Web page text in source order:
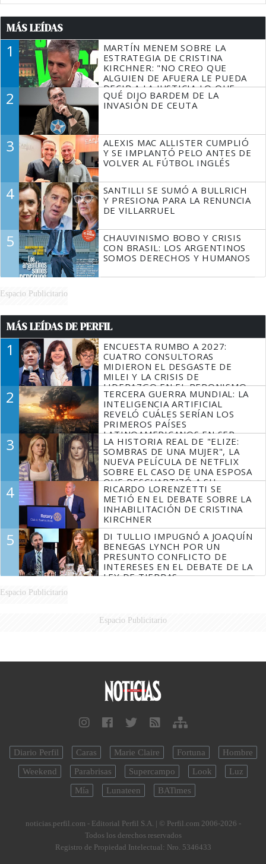
MÁS LEÍDAS
1
MARTÍN MENEM SOBRE LA
ESTRATEGIA DE CRISTINA
KIRCHNER: "NO CREO QUE
ALGUIEN DE AFUERA LE PUEDA
DECIR A LA JUSTICIA LO QUE
TIENE QUE HACER"
2
QUÉ DIJO BARDEM DE LA
INVASIÓN DE CEUTA
3
ALEXIS MAC ALLISTER CUMPLIÓ
Y SE IMPLANTÓ PELO ANTES DE
VOLVER AL FÚTBOL INGLÉS
4
SANTILLI SE SUMÓ A BULLRICH
Y PRESIONA PARA LA RENUNCIA
DE VILLARRUEL
5
CHAUVINISMO BOBO Y CRISIS
CON BRASIL: LOS ARGENTINOS
SOMOS DERECHOS Y HUMANOS
Espacio Publicitario
MÁS LEÍDAS DE PERFIL
1
ENCUESTA RUMBO A 2027:
CUATRO CONSULTORAS
MIDIERON EL DESGASTE DE
MILEI Y LA CRISIS DE
LIDERAZGO EN EL PERONISMO
2
TERCERA GUERRA MUNDIAL: LA
INTELIGENCIA ARTIFICIAL
REVELÓ CUÁLES SERÍAN LOS
PRIMEROS PAÍSES
LATINOAMERICANOS EN SER
DERROTADOS
3
LA HISTORIA REAL DE "ELIZE:
SOMBRAS DE UNA MUJER", LA
NUEVA PELÍCULA DE NETFLIX
SOBRE EL CASO DE UNA ESPOSA
QUE DESCUARTIZÓ A SU
MARIDO
4
RICARDO LORENZETTI SE
METIÓ EN EL DEBATE SOBRE LA
INHABILITACIÓN DE CRISTINA
KIRCHNER
5
DI TULLIO IMPUGNÓ A JOAQUÍN
BENEGAS LYNCH POR UN
PRESUNTO CONFLICTO DE
INTERESES EN EL DEBATE DE LA
LEY DE TIERRAS
Espacio Publicitario
Espacio Publicitario
Diario Perfil Caras Marie Claire Fortuna
Hombre
Weekend
Parabrisas Supercampo Look
Luz
Mía
Lunateen BATimes
noticias.perfil.com - Editorial Perfil S.A. | © Perfil.com 2006-2026 -
Todos los derechos reservados
Registro de Propiedad Intelectual: Nro. 5346433